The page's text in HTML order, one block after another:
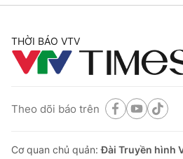
THỜI BÁO VTV
Theo dõi báo trên
Cơ quan chủ quản:Đài Truyền hình